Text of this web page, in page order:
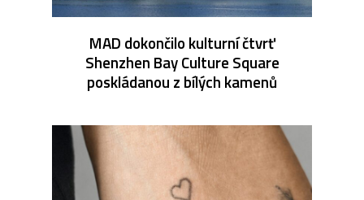
MAD dokončilo kulturní čtvrť
Shenzhen Bay Culture Square
poskládanou z bílých kamenů